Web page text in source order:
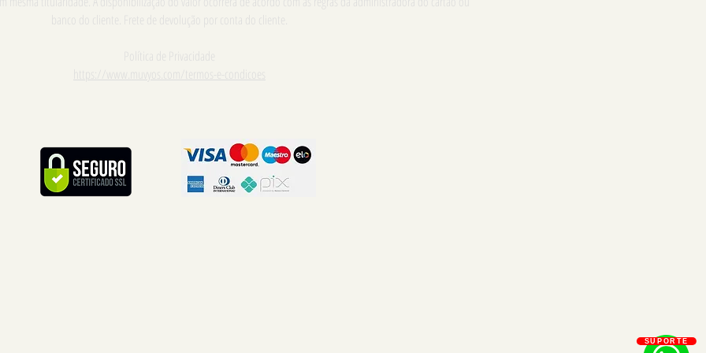
banco do cliente. Frete de devolução por conta do cliente.
Política de Privacidade
https://www.muvyos.com/termos-e-condicoes
SUPORTE